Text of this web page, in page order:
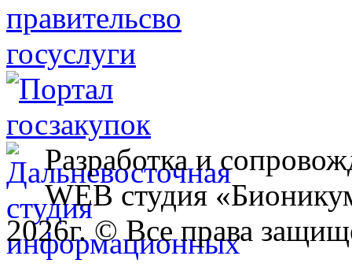
Разработка и
WEB студия
2026г. © Все права